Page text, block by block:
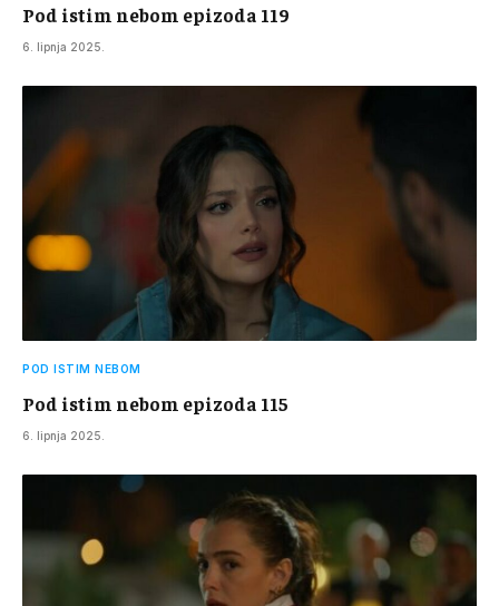
Pod istim nebom epizoda 119
6. lipnja 2025.
POD ISTIM NEBOM
Pod istim nebom epizoda 115
6. lipnja 2025.